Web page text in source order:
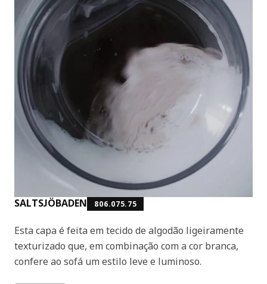
SALTSJÖBADEN 806.075.75
Esta capa é feita em tecido de algodão ligeiramente
texturizado que, em combinação com a cor branca,
confere ao sofá um estilo leve e luminoso.